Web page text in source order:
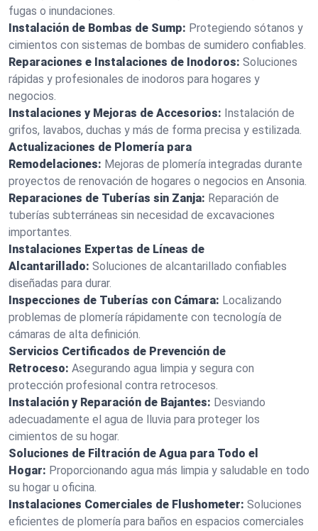
fugas o inundaciones.
Instalación de Bombas de Sump: Protegiendo sótanos y
cimientos con sistemas de bombas de sumidero confiables.
Reparaciones e Instalaciones de Inodoros: Soluciones
rápidas y profesionales de inodoros para hogares y
negocios.
Instalaciones y Mejoras de Accesorios: Instalación de
grifos, lavabos, duchas y más de forma precisa y estilizada.
Actualizaciones de Plomería para
Remodelaciones: Mejoras de plomería integradas durante
proyectos de renovación de hogares o negocios en Ansonia.
Reparaciones de Tuberías sin Zanja: Reparación de
tuberías subterráneas sin necesidad de excavaciones
importantes.
Instalaciones Expertas de Líneas de
Alcantarillado: Soluciones de alcantarillado confiables
diseñadas para durar.
Inspecciones de Tuberías con Cámara: Localizando
problemas de plomería rápidamente con tecnología de
cámaras de alta definición.
Servicios Certificados de Prevención de
Retroceso: Asegurando agua limpia y segura con
protección profesional contra retrocesos.
Instalación y Reparación de Bajantes: Desviando
adecuadamente el agua de lluvia para proteger los
cimientos de su hogar.
Soluciones de Filtración de Agua para Todo el
Hogar: Proporcionando agua más limpia y saludable en todo
su hogar u oficina.
Instalaciones Comerciales de Flushometer: Soluciones
eficientes de plomería para baños en espacios comerciales